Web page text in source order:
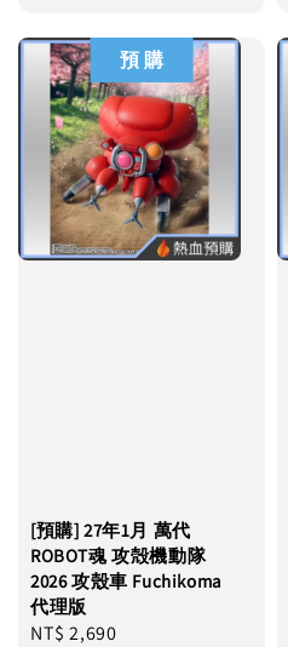
預 購
[預購] 27年1月 萬代
ROBOT魂 攻殻機動隊
2026 攻殼車 Fuchikoma
代理版
Regular
NT$ 2,690